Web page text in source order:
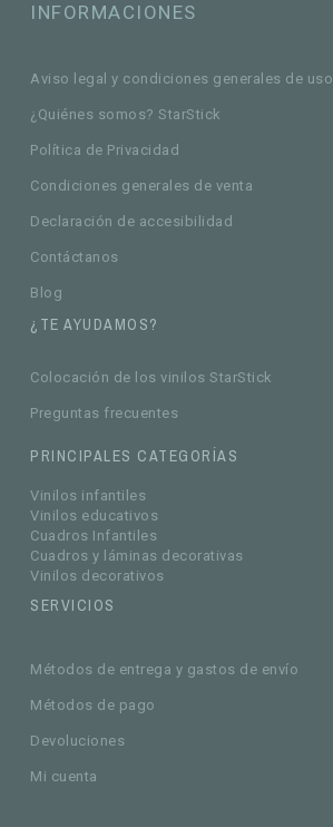
INFORMACIONES
Aviso legal y condiciones generales de uso
¿Quiénes somos? StarStick
Política de Privacidad
Condiciones generales de venta
Declaración de accesibilidad
Contáctanos
Blog
¿TE AYUDAMOS?
Colocación de los vinilos StarStick
Preguntas frecuentes
PRINCIPALES CATEGORÍAS
Vinilos infantiles
Vinilos educativos
Cuadros Infantiles
Cuadros y láminas decorativas
Vinilos decorativos
SERVICIOS
Métodos de entrega y gastos de envío
Métodos de pago
Devoluciones
Mi cuenta